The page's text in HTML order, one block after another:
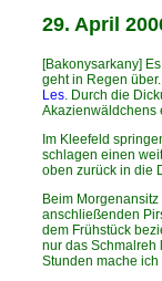
29. April
[Bakonysarkany]
geht in Regen
Les. Durch die
Akazienwäldchens
Im Kleefeld
schlagen einen
oben zurück in die
Beim
anschließenden
dem Frühstück
nur das Schmalreh
Stunden mache ich